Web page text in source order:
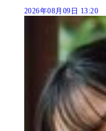
2026年08月09日 13:20